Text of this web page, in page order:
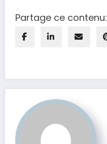
Partage ce contenu: